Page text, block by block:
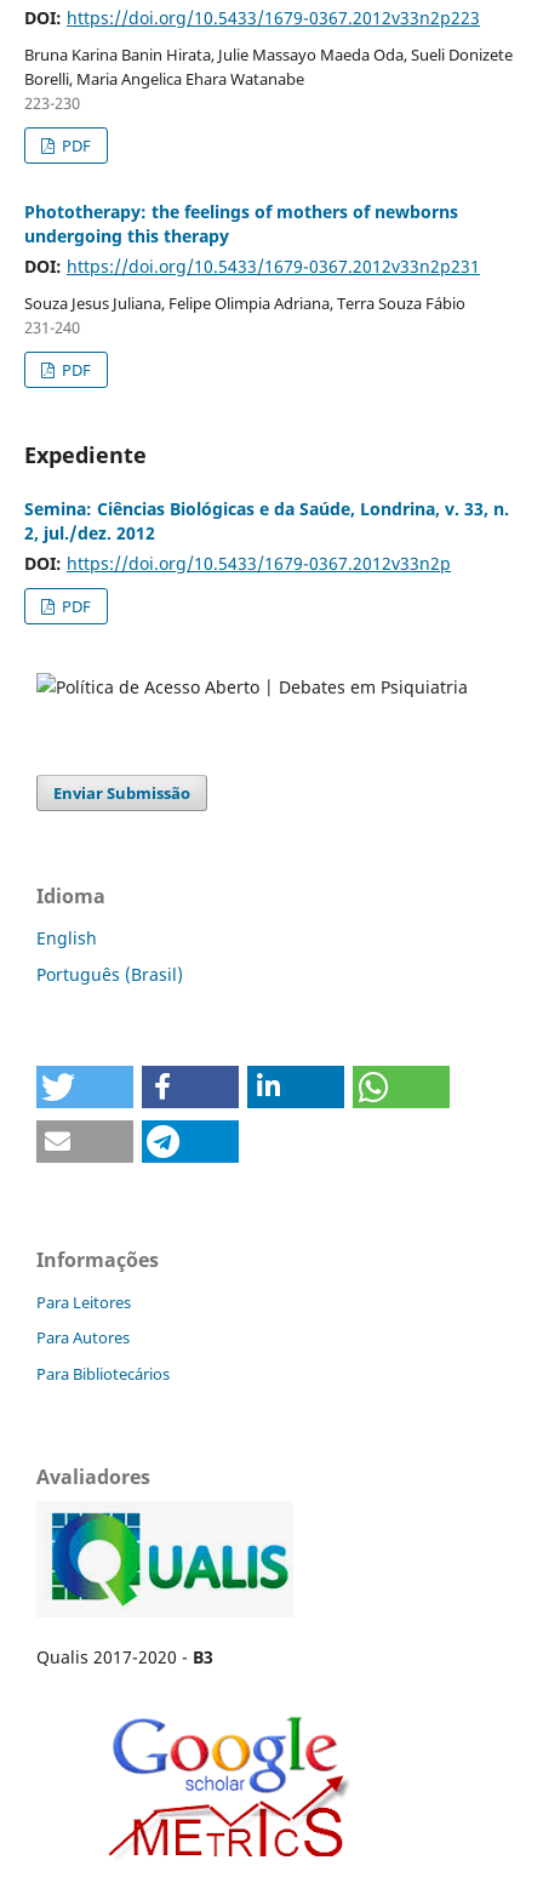
DOI: https://doi.org/10.5433/1679-0367.2012v33n2p223
Bruna Karina Banin Hirata, Julie Massayo Maeda Oda, Sueli Donizete
Borelli, Maria Angelica Ehara Watanabe
223-230
PDF
Phototherapy: the feelings of mothers of newborns
undergoing this therapy
DOI: https://doi.org/10.5433/1679-0367.2012v33n2p231
Souza Jesus Juliana, Felipe Olimpia Adriana, Terra Souza Fábio
231-240
PDF
Expediente
Semina: Ciências Biológicas e da Saúde, Londrina, v. 33, n.
2, jul./dez. 2012
DOI: https://doi.org/10.5433/1679-0367.2012v33n2p
PDF
Enviar Submissão
Idioma
English
Português (Brasil)
Informações
Para Leitores
Para Autores
Para Bibliotecários
Avaliadores
Qualis 2017-2020 - B3